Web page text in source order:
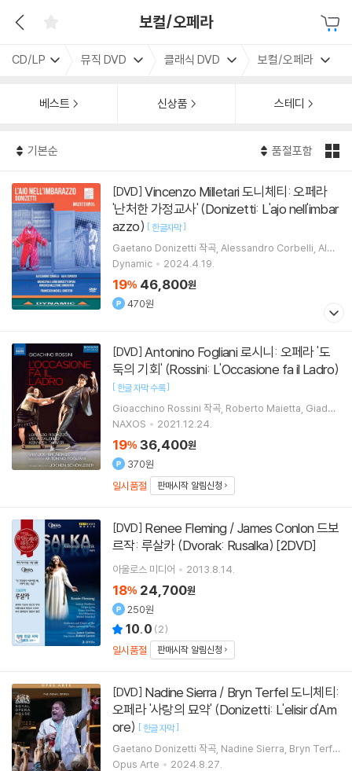
보컬/오페라
CD/LP 뮤직 DVD 클래식 DVD 보컬/오페라
베스트 신상품 스테디
기본순 품절포함
[DVD] Vincenzo Milletari 도니체티: 오페라
'난처한 가정교사' (Donizetti: L'ajo nell'imbar
azzo) [ 한글자막]
Gaetano Donizetti 작곡 Alessandro Corbelli Alex
Esposito 노래 Vincenzo Milletari
Dynamic 2024.4.19.
19% 46,800원
470원
[DVD] Antonino Fogliani 로시니: 오페라 '도
둑의 기회' (Rossini: L'Occasione fa il Ladro)
[ 한글 자막 수록]
Gioacchino Rossini 작곡 Roberto Maietta Giada
Frasconi Lorenzo Regazzo
NAXOS 2021.12.24.
19% 36,400원
370원
일시품절
판매시작 알림신청
[DVD]
르작: 루살카 (Dvorak: Rusalka) [2DVD]
아울로스 미디어 2013.8.14.
18% 24,700원
250원
10.0 (2)
일시품절
판매시작 알림신청
[DVD]
오페라 '사랑의 묘약' (Donizetti: L'elisir d'Am
ore) [ 한글 자막]
Gaetano Donizetti 작곡 Nadine Sierra Bryn Terfe
l Boris Pinkhasovich 노래 외 3명
Opus Arte 2024.8.27.